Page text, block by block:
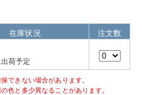
在庫状況
注文数
荷予定
できない場合があります。
色と多少異なることがあります。